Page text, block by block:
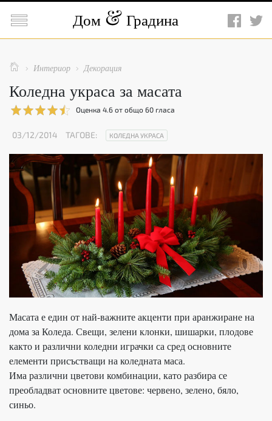
 Дом Градина
  Интериор  Декорация
Коледна украса за масата
Оценка 4.6 от общо 60 гласа
03/12/2014 ТАГОВЕ: КОЛЕДНА УКРАСА
Масата е един от най-важните акценти при аранжиране на
дома за Коледа. Свещи, зелени клонки, шишарки, плодове
както и различни коледни играчки са сред основните
елементи присъстващи на коледната маса.
Има различни цветови комбинации, като разбира се
преобладват основните цветове: червено, зелено, бяло,
синьо.